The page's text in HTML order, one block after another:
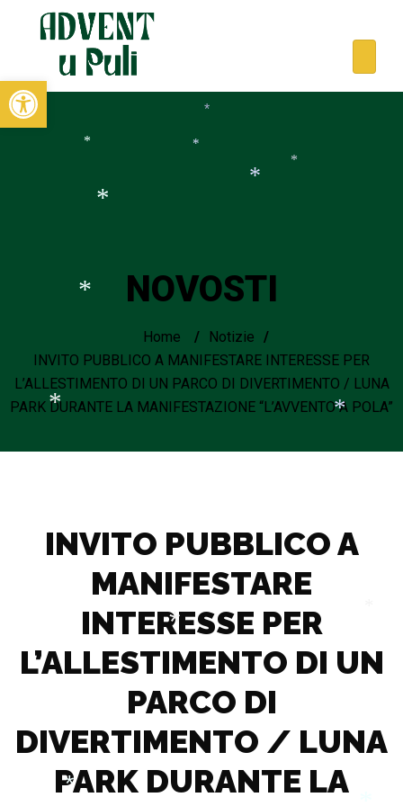
Open toolbar
NOVOSTI
Home / Notizie /
INVITO PUBBLICO A MANIFESTARE INTERESSE PER
L’ALLESTIMENTO DI UN PARCO DI DIVERTIMENTO / LUNA
PARK DURANTE LA MANIFESTAZIONE “L’AVVENTO A POLA”
INVITO PUBBLICO A
MANIFESTARE
INTERESSE PER
L’ALLESTIMENTO DI UN
PARCO DI
DIVERTIMENTO / LUNA
PARK DURANTE LA
*
*
*
*